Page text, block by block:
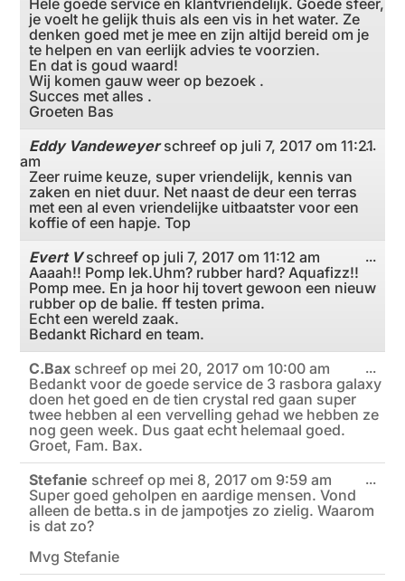
Hele goede service en klantvriendelijk. Goede sfeer,
je voelt he gelijk thuis als een vis in het water. Ze
denken goed met je mee en zijn altijd bereid om je
te helpen en van eerlijk advies te voorzien.
En dat is goud waard!
Wij komen gauw weer op bezoek .
Succes met alles .
Groeten Bas
Eddy Vandeweyer schreef op juli 7, 2017 om 11:21
am
Zeer ruime keuze, super vriendelijk, kennis van
zaken en niet duur. Net naast de deur een terras
met een al even vriendelijke uitbaatster voor een
koffie of een hapje. Top
...
Evert V schreef op juli 7, 2017 om 11:12 am
Aaaah!! Pomp lek.Uhm? rubber hard? Aquafizz!!
Pomp mee. En ja hoor hij tovert gewoon een nieuw
rubber op de balie. ff testen prima.
Echt een wereld zaak.
Bedankt Richard en team.
...
C.Bax schreef op mei 20, 2017 om 10:00 am
Bedankt voor de goede service de 3 rasbora galaxy
doen het goed en de tien crystal red gaan super
twee hebben al een vervelling gehad we hebben ze
nog geen week. Dus gaat echt helemaal goed.
Groet, Fam. Bax.
...
deze
Stefanie schreef op mei 8, 2017 om 9:59 am
Super goed geholpen en aardige mensen. Vond
alleen de betta.s in de jampotjes zo zielig. Waarom
is dat zo?
Mvg Stefanie
...